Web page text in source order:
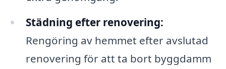
Städning efter renovering:
Rengöring av hemmet efter avslutad
renovering för att ta bort byggdamm